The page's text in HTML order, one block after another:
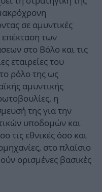
σε αμυντικές
των
στο Βόλο και τις
εταιρείες του
ρόλο της ως
αμυντικής
η
της για την
υποδομών και
τις εθνικές όσο και
στο πλαίσιο
ορισμένες βασικές